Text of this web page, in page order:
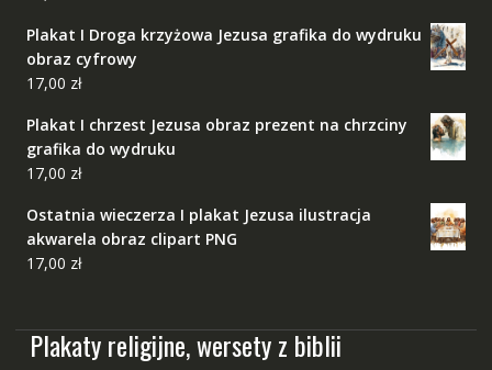
Plakat I Droga krzyżowa Jezusa grafika do wydruku
obraz cyfrowy
17,00 zł
Plakat I chrzest Jezusa obraz prezent na chrzciny
grafika do wydruku
17,00 zł
Ostatnia wieczerza I plakat Jezusa ilustracja
akwarela obraz clipart PNG
17,00 zł
Plakaty religijne, wersety z biblii